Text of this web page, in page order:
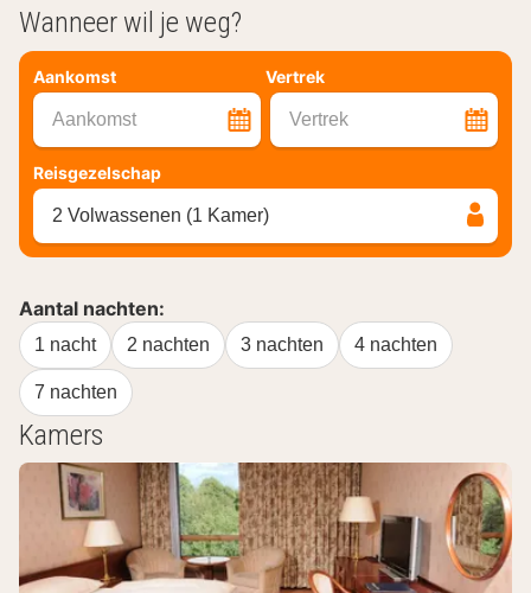
Wanneer wil je weg?
Aankomst Vertrek
Aankomst Vertrek
Reisgezelschap
2 Volwassenen (1 Kamer)
Aantal nachten:
1 nacht 2 nachten 3 nachten 4 nachten
7 nachten
Kamers